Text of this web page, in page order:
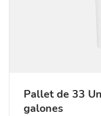
Pallet de 33
galones